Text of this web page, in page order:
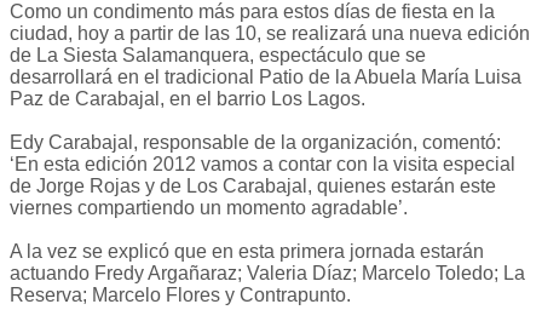
Como un condimento más para estos días de fiesta en la
ciudad, hoy a partir de las 10, se realizará una nueva edición
de La Siesta Salamanquera, espectáculo que se
desarrollará en el tradicional Patio de la Abuela María Luisa
Paz de Carabajal, en el barrio Los Lagos.
Edy Carabajal, responsable de la organización, comentó:
‘En esta edición 2012 vamos a contar con la visita especial
de Jorge Rojas y de Los Carabajal, quienes estarán este
viernes compartiendo un momento agradable’.
A la vez se explicó que en esta primera jornada estarán
actuando Fredy Argañaraz; Valeria Díaz; Marcelo Toledo; La
Reserva; Marcelo Flores y Contrapunto.